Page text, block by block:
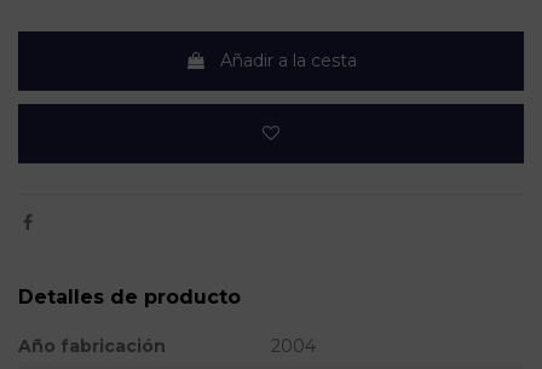
Añadir a la cesta
Detalles de producto
Año fabricación
2004